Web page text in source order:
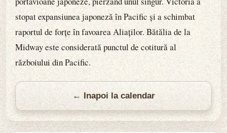
stopat expansiunea japoneză în Pacific și a schimbat
raportul de forțe în favoarea Aliaților. Bătălia de la
Midway este considerată punctul de cotitură al
războiului din Pacific.
← Inapoi la calendar